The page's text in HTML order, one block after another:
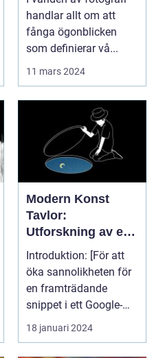
handlar allt om att
fånga ögonblicken
som definierar vå...
11 mars 2024
Modern Konst
Tavlor:
Utforskning av ett
Kreativt Uttryck
Introduktion: [För att
öka sannolikheten för
en framträdande
snippet i ett Google-
sök är det viktigt...
18 januari 2024